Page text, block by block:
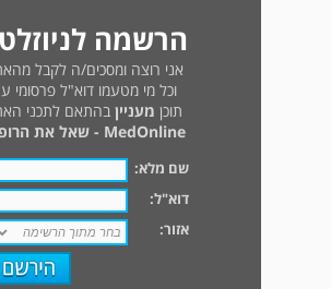
הרשמה
אני רוצה ומסכים/ה לקבל
וכל מי מטעמו דוא"ל פרסומי
תוכן מעניין בהתאם לתכני
MedOnline - שאל את הרופא
שם מלא:
דוא"ל:
אזור: